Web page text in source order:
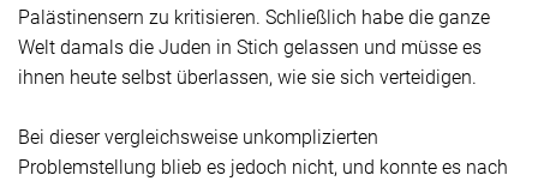
Palästinensern zu kritisieren. Schließlich habe die ganze
Welt damals die Juden in Stich gelassen und müsse es
ihnen heute selbst überlassen, wie sie sich verteidigen.
Bei dieser vergleichsweise unkomplizierten
Problemstellung blieb es jedoch nicht, und konnte es nach